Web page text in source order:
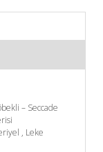
– Seccade
, Leke